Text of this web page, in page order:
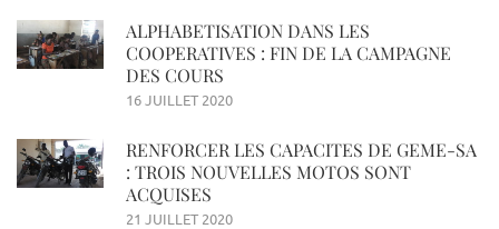
ALPHABETISATION DANS LES
COOPERATIVES : FIN DE LA CAMPAGNE
DES COURS
16 JUILLET 2020
RENFORCER LES CAPACITES DE GEME-SA
: TROIS NOUVELLES MOTOS SONT
ACQUISES
21 JUILLET 2020